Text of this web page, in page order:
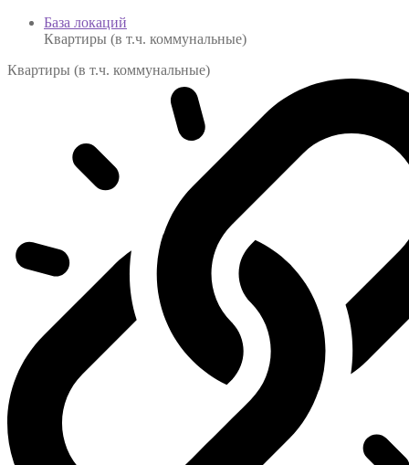
База локаций
Квартиры (в т.ч. коммунальные)
Квартиры (в т.ч. коммунальные)